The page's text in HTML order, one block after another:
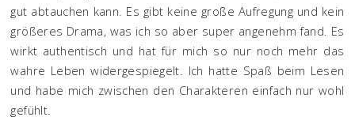
gut abtauchen kann. Es gibt keine große Aufregung und kein
größeres Drama, was ich so aber super angenehm fand. Es
wirkt authentisch und hat für mich so nur noch mehr das
wahre Leben widergespiegelt. Ich hatte Spaß beim Lesen
und habe mich zwischen den Charakteren einfach nur wohl
gefühlt.